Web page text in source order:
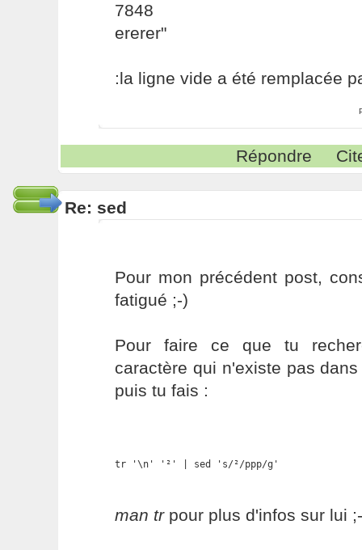
7848
ererer"
:la ligne vide a été remplacée
Répondre
Re: sed
Pour mon précédent post,
fatigué ;-)
Pour faire ce que tu
caractère qui n'existe pas
puis tu fais :
tr '\n' '²' | sed 's/²/ppp/g'
man trpour plus d'infos sur lui